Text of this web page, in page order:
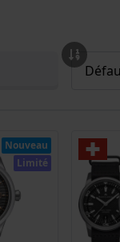
Nouveau
Limité